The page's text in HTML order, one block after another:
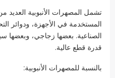
تشمل المصهرات الأنبوبية العديد
المستخدمة في الأجهزة، ودوائر
الصناعية. بعضها زجاجي، وبعضها
قدرة قطع عالية.
بالنسبة للمصهرات الأنبوبية: